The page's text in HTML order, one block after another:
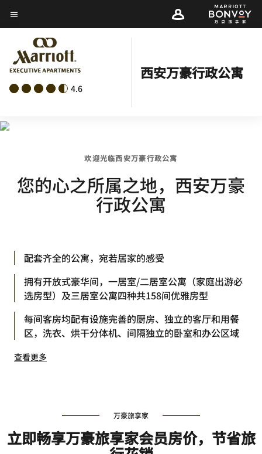
Skip
to
content
菜单文本
4.6
西安万豪行政公寓
欢迎光临西安万豪行政公寓
您的心之所属之地，西安万豪
行政公寓
配套齐全的公寓，宛若居家的感受
拥有开放式豪华间，一居室/二居室公寓（家庭出游必
选房型）及三居室公寓四种共158间优雅房型
每间客房均配有设施完善的厨房、独立的客厅和用餐
区，洗衣、烘干分体机、间隔独立的卧室和办公区域
查看更多
万豪旅享家
立即畅享万豪旅享家会员房价，节省旅